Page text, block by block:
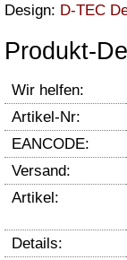
Design: D-TEC
Produkt-
Wir helfen:
Artikel-Nr:
EANCODE:
Versand:
Artikel:
Details: